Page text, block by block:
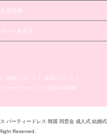
会員登録
カートを見る
・送料について / 返品について
/
シーポリシー / / / RSS / ATOM
パーティードレス 韓国 同窓会 成人式 結婚式
Reserved.